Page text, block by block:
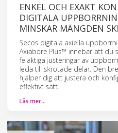
ENKEL OCH EXAKT
DIGITALA
MINSKAR MÄNGDEN
Secos digitala axiella
Axiabore Plus™ innebär att du
felaktiga justeringar av
leda till skrotade delar. Den
hjälper dig att justera och
effektivt sätt.
Läs mer…